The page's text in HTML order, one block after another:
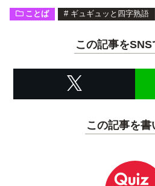
ことば # ギュギュッと四字熟語
この記事を
この記事を書